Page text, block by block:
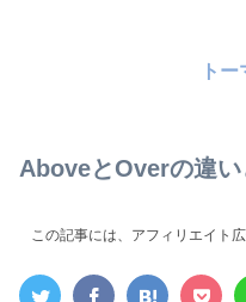
ト
AboveとOverの違
この記事には、アフィリエイト